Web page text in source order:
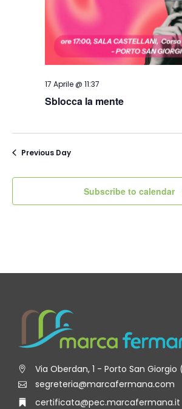
17 Aprile @ 11:37
Sblocca la mente
Previous Day
Subscribe to calendar
Via Oberdan, 1 - Porto San Giorgio
segreteria@marcafermana.com
certificata@pec.marcafermana.it